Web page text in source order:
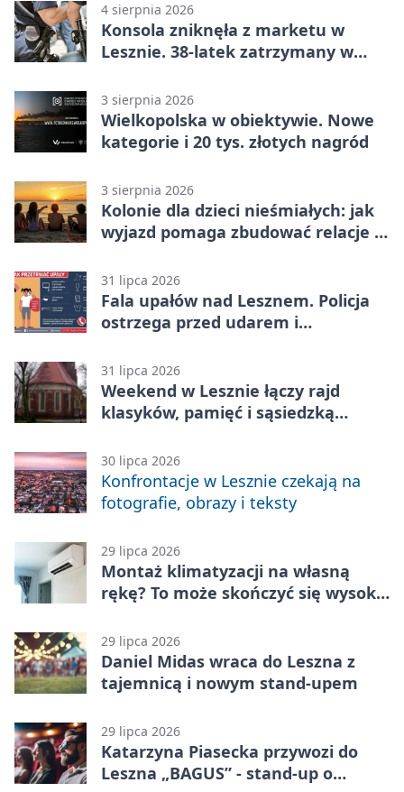
4 sierpnia 2026
Konsola zniknęła z marketu w
Lesznie. 38-latek zatrzymany w
3 sierpnia 2026
Wielkopolska w obiektywie. Nowe
kategorie i 20 tys. złotych nagród
3 sierpnia 2026
Kolonie dla dzieci nieśmiałych: jak
wyjazd pomaga zbudować relacje z
31 lipca 2026
Fala upałów nad Lesznem. Policja
ostrzega przed udarem i
31 lipca 2026
Weekend w Lesznie łączy rajd
klasyków, pamięć i sąsiedzką
30 lipca 2026
Konfrontacje w Lesznie czekają na
fotografie, obrazy i teksty
29 lipca 2026
Montaż klimatyzacji na własną
rękę? To może skończyć się wysoką
29 lipca 2026
Daniel Midas wraca do Leszna z
tajemnicą i nowym stand-upem
29 lipca 2026
Katarzyna Piasecka przywozi do
Leszna „BAGUS” - stand-up o